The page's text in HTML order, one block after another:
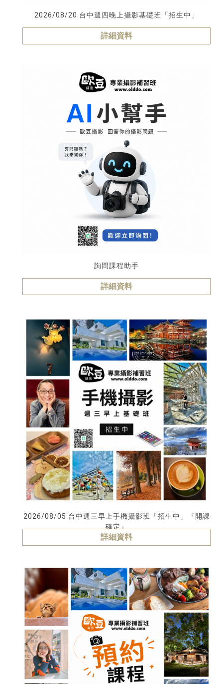
2026/08/20 台中週四晚上攝影基礎班「招生中」
詳細資料
詢問課程助手
詳細資料
2026/08/05 台中週三早上手機攝影班「招生中」『開課
確定』
詳細資料